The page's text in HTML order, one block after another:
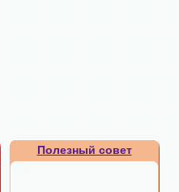
Полезный совет